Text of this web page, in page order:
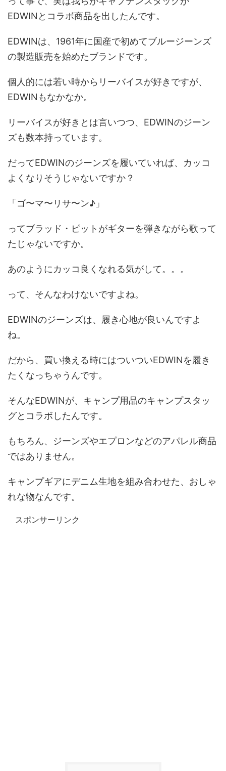
EDWINとコラボ商品を出したんです。
EDWINは、1961年に国産で初めてブルージーンズ
の製造販売を始めたブランドです。
個人的には若い時からリーバイスが好きですが、
EDWINもなかなか。
リーバイスが好きとは言いつつ、EDWINのジーン
ズも数本持っています。
だってEDWINのジーンズを履いていれば、カッコ
よくなりそうじゃないですか？
「ゴ〜マ〜リサ〜ン♪」
ってブラッド・ピットがギターを弾きながら歌って
たじゃないですか。
あのようにカッコ良くなれる気がして。。。
って、そんなわけないですよね。
EDWINのジーンズは、履き心地が良いんですよ
ね。
だから、買い換える時にはついついEDWINを履き
たくなっちゃうんです。
そんなEDWINが、キャンプ用品のキャンプスタッ
グとコラボしたんです。
もちろん、ジーンズやエプロンなどのアパレル商品
ではありません。
キャンプギアにデニム生地を組み合わせた、おしゃ
れな物なんです。
スポンサーリンク